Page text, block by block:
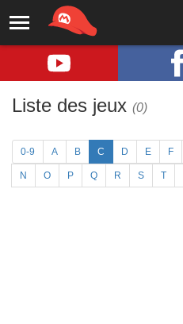
Liste des jeux (0)
0-9 A B C D E F
N O P Q R S T